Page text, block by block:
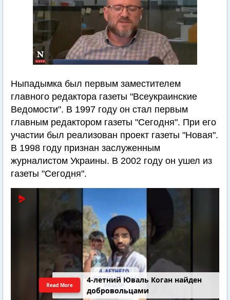
Ныпадымка был первым заместителем
главного редактора газеты "Всеукраинские
Ведомости". В 1997 году он стал первым
главным редактором газеты "Сегодня". При его
участии был реализован проект газеты "Новая".
В 1998 году признан заслуженным
журналистом Украины. В 2002 году он ушел из
газеты "Сегодня".
4-летний Юваль Коган найден
добровольцами
Read More